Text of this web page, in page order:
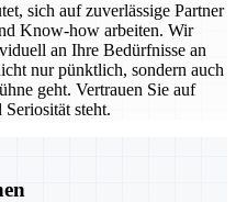
sich auf zuverlässige Partner
Know-how arbeiten. Wir
an Ihre Bedürfnisse an
nur pünktlich, sondern auch
geht. Vertrauen Sie auf
steht.